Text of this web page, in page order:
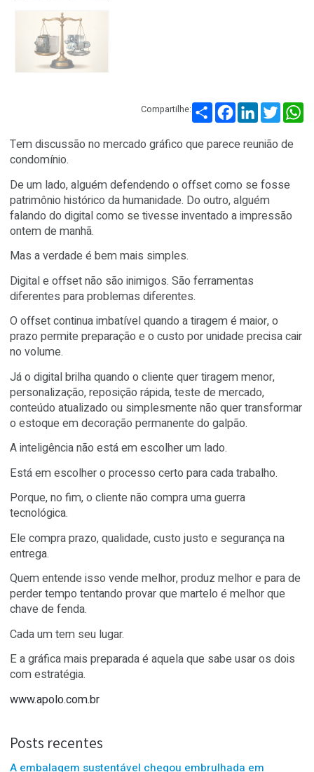
Compartilhar
Facebook
Compartilhe:
Tem discussão no mercado gráfico que parece reunião
condomínio.
De um lado, alguém defendendo o offset como se
patrimônio histórico da humanidade. Do outro, alguém
falando do digital como se tivesse inventado a
ontem de manhã.
Mas a verdade é bem mais simples.
Digital e offset não são inimigos. São ferramentas
diferentes para problemas diferentes.
O offset continua imbatível quando a tiragem é maior, o
prazo permite preparação e o custo por unidade
no volume.
Já o digital brilha quando o cliente quer tiragem menor,
personalização, reposição rápida, teste de mercado,
conteúdo atualizado ou simplesmente não quer
A inteligência não está em escolher um lado.
Está em escolher o processo certo para cada trabalho.
Porque, no fim, o cliente não compra uma guerra
tecnológica.
Ele compra prazo, qualidade, custo justo e segurança
entrega.
Quem entende isso vende melhor, produz melhor e
chave de fenda.
Cada um tem seu lugar.